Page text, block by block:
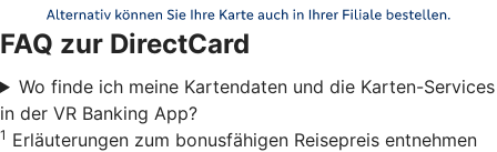
FAQ zur DirectCard
Wo finde ich meine Kartendaten und die Karten-Services
in der VR Banking App?
1 Erläuterungen zum bonusfähigen Reisepreis entnehmen